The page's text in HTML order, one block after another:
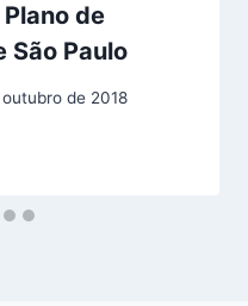
de
São Paulo
de 2018